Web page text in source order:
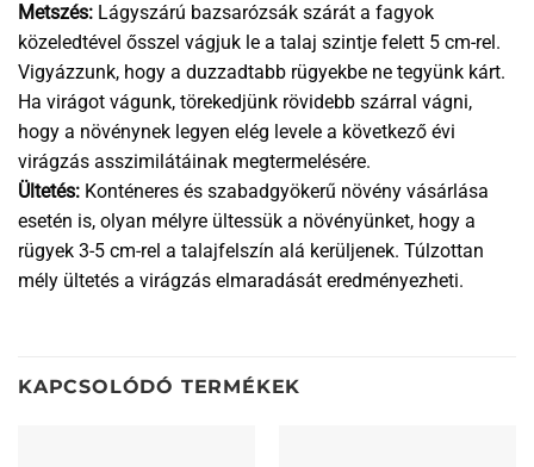
Metszés: Lágyszárú bazsarózsák szárát a fagyok
közeledtével ősszel vágjuk le a talaj szintje felett 5 cm-rel.
Vigyázzunk, hogy a duzzadtabb rügyekbe ne tegyünk kárt.
Ha virágot vágunk, törekedjünk rövidebb szárral vágni,
hogy a növénynek legyen elég levele a következő évi
virágzás asszimilátáinak megtermelésére.
Ültetés: Konténeres és szabadgyökerű növény vásárlása
esetén is, olyan mélyre ültessük a növényünket, hogy a
rügyek 3-5 cm-rel a talajfelszín alá kerüljenek. Túlzottan
mély ültetés a virágzás elmaradását eredményezheti.
KAPCSOLÓDÓ TERMÉKEK